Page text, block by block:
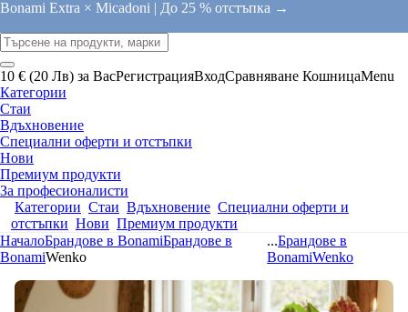
Bonami Extra × Micadoni | До 25 % отстъпка →
10 € (20 Лв) за ВасРегистрацияВходСравняване КошницаMenu
Категории
Стаи
Вдъхновение
Специални оферти и отстъпки
Нови
Премиум продукти
За професионалисти
Категории Стаи Вдъхновение Специални оферти и
отстъпки Нови Премиум продукти
НачалоБрандове в BonamiБрандове в
BonamiWenko
...Брандове в
BonamiWenko